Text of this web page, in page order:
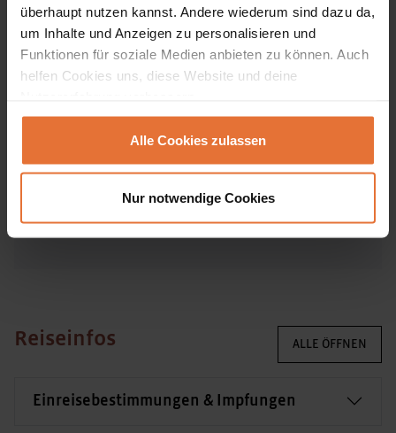
überhaupt nutzen kannst. Andere wiederum sind dazu da,
um Inhalte und Anzeigen zu personalisieren und
Funktionen für soziale Medien anbieten zu können. Auch
helfen Cookies uns, diese Website und deine
Alle Cookies zulassen
Nur notwendige Cookies
kennt er die Perspektive seiner Gäste bestens.
Am liebsten begleitet Pap’kul längere
Gruppenreisen, bei denen er die Herzlichkeit
hautnah vermittelt.
Reiseinfos ALLE ÖFFNEN
Einreisebestimmungen & Impfungen